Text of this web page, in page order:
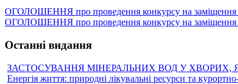
ОГОЛОШЕННЯ про проведення конкурсу на заміщення
ОГОЛОШЕННЯ про проведення конкурсу на заміщення
Останні видання
ЗАСТОСУВАННЯ МІНЕРАЛЬНИХ ВОД У ХВОРИХ,
Енергія життя: природні лікувальні ресурси та